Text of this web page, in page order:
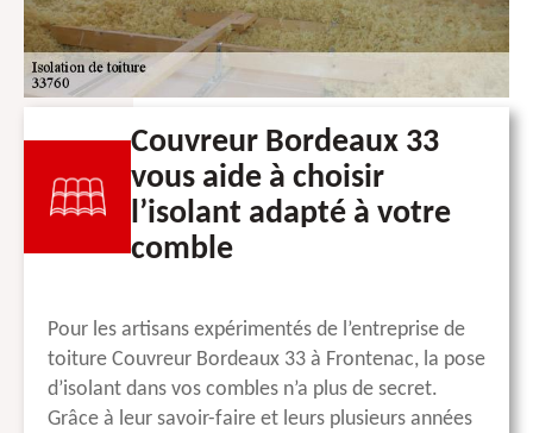
Couvreur Bordeaux 33
vous aide à choisir
l’isolant adapté à votre
comble
Pour les artisans expérimentés de l’entreprise de
toiture Couvreur Bordeaux 33 à Frontenac, la pose
d’isolant dans vos combles n’a plus de secret.
Grâce à leur savoir-faire et leurs plusieurs années